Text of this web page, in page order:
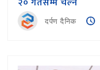
२० गतेसम्म चल्ने
दर्पण दैनिक